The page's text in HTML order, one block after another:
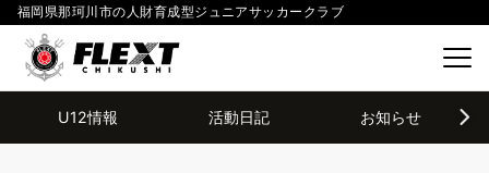
福岡県那珂川市の人財育成型ジュニアサッカークラブ
U12情報 活動日記 お知らせ